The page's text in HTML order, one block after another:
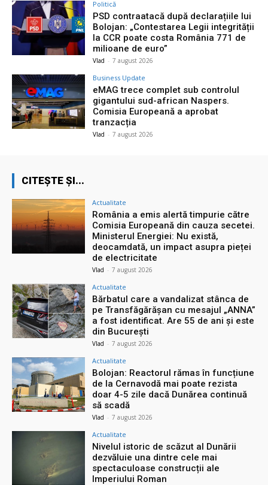
Politică
PSD contraatacă după declarațiile lui
Bolojan: „Contestarea Legii integrității
la CCR poate costa România 771 de
milioane de euro”
Vlad - 7 august 2026
Business Update
eMAG trece complet sub controlul
gigantului sud-african Naspers.
Comisia Europeană a aprobat
tranzacția
Vlad - 7 august 2026
CITEȘTE ȘI...
Actualitate
România a emis alertă timpurie către
Comisia Europeană din cauza secetei.
Ministerul Energiei: Nu există,
deocamdată, un impact asupra pieței
de electricitate
Vlad - 7 august 2026
Actualitate
Bărbatul care a vandalizat stânca de
pe Transfăgărășan cu mesajul „ANNA”
a fost identificat. Are 55 de ani și este
din București
Vlad - 7 august 2026
Actualitate
Bolojan: Reactorul rămas în funcțiune
de la Cernavodă mai poate rezista
doar 4-5 zile dacă Dunărea continuă
să scadă
Vlad - 7 august 2026
Actualitate
Nivelul istoric de scăzut al Dunării
dezvăluie una dintre cele mai
spectaculoase construcții ale
Imperiului Roman